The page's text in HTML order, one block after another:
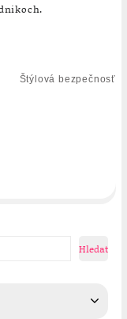
Štýlová bezpečnosť
Hledat